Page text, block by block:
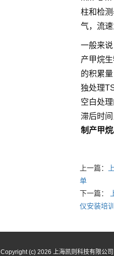
柱和检
气，流
一般来
产甲烷
的积累
独处理
空白处
滞后时
制产甲
上一篇：
单
下一篇：
仪安装培
Copyright (c) 2026 上海凯则科技有限公